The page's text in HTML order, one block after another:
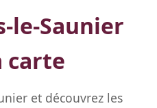
le-Saunier
carte
et découvrez les